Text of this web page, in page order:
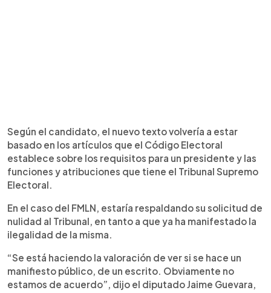
Según el candidato, el nuevo texto volvería a estar
basado en los artículos que el Código Electoral
establece sobre los requisitos para un presidente y las
funciones y atribuciones que tiene el Tribunal Supremo
Electoral.
En el caso del FMLN, estaría respaldando su solicitud de
nulidad al Tribunal, en tanto a que ya ha manifestado la
ilegalidad de la misma.
“Se está haciendo la valoración de ver si se hace un
manifiesto público, de un escrito. Obviamente no
estamos de acuerdo”, dijo el diputado Jaime Guevara,